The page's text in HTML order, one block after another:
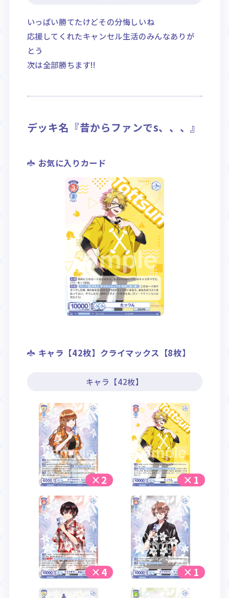
いっぱい勝てたけどその分悔しいね
応援してくれたキャンセル生活のみんなありが
とう
次は全部勝ちます!!
デッキ名『昔からファンでs、、、』
お気に入りカード
キャラ【42枚】クライマックス【8枚】
キャラ【42枚】
×2 ×1
×4 ×1